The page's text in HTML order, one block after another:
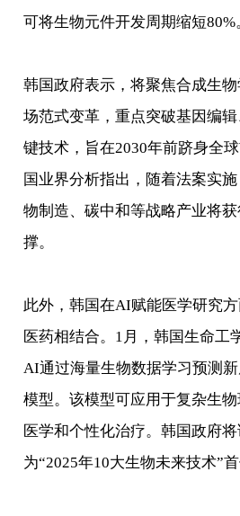
可将生物元件开发周期缩短80%
韩国政府表示，将聚焦合成生
场范式变革，重点突破基因编
键技术，旨在2030年前跻身全
国业界分析指出，随着法案实
物制造、碳中和等战略产业将
撑。
此外，韩国在AI赋能医学研究
医药相结合。1月，韩国生命工
AI通过海量生物数据学习预测
模型。该模型可应用于复杂生
医学和个性化治疗。韩国政府
为“2025年10大生物未来技术”首